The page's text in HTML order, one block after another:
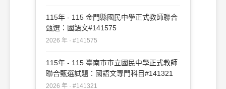
115年 - 115 金門縣國民中學正式教師聯合
甄選：國語文#141575
2026 年 · #141575
115年 - 115 臺南市市立國民中學正式教師
聯合甄選試題：國語文專門科目#141321
2026 年 · #141321